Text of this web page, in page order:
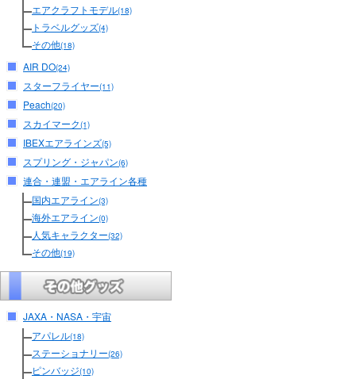
エアクラフトモデル(18)
トラベルグッズ(4)
その他(18)
AIR DO(24)
スターフライヤー(11)
Peach(20)
スカイマーク(1)
IBEXエアラインズ(5)
スプリング・ジャパン(6)
連合・連盟・エアライン各種
国内エアライン(3)
海外エアライン(0)
人気キャラクター(32)
その他(19)
JAXA・NASA・宇宙
アパレル(18)
ステーショナリー(26)
ピンバッジ(10)